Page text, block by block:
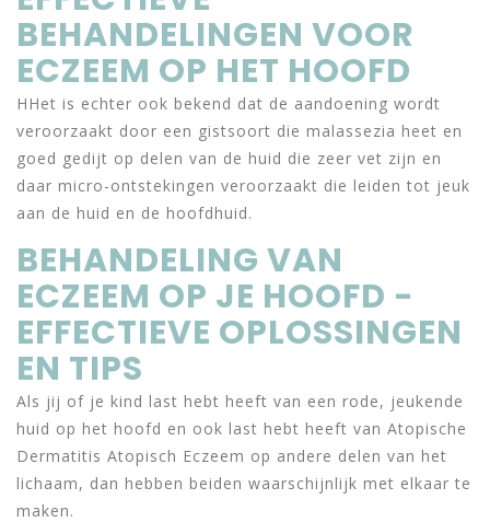
BEHANDELINGEN VOOR
ECZEEM OP HET HOOFD
HHet is echter ook bekend dat de aandoening wordt
veroorzaakt door een gistsoort die malassezia heet en
goed gedijt op delen van de huid die zeer vet zijn en
daar micro-ontstekingen veroorzaakt die leiden tot jeuk
aan de huid en de hoofdhuid.
BEHANDELING VAN
ECZEEM OP JE HOOFD -
EFFECTIEVE OPLOSSINGEN
EN TIPS
Als jij of je kind last hebt heeft van een rode, jeukende
huid op het hoofd en ook last hebt heeft van Atopische
Dermatitis Atopisch Eczeem op andere delen van het
lichaam, dan hebben beiden waarschijnlijk met elkaar te
maken.